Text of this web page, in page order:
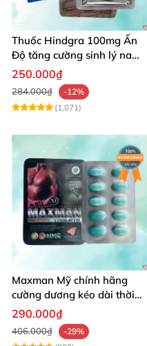
Thuốc Hindgra 100mg Ấn
Độ tăng cường sinh lý nam
chống xuất tinh
250.000₫
284.000₫
-12%
(1,071)
Maxman Mỹ chính hãng
cường dương kéo dài thời
gian chống xuất tinh sớm
290.000₫
406.000₫
-29%